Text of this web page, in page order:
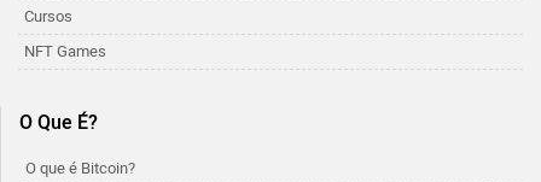
Cursos
NFT Games
O Que É?
O que é Bitcoin?